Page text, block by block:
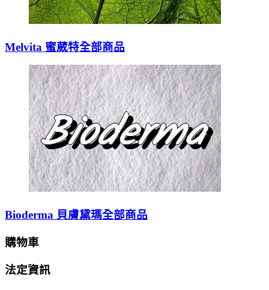
Melvita 蜜葳特全部商品
Bioderma 貝膚黛瑪全部商品
購物車
法定資訊